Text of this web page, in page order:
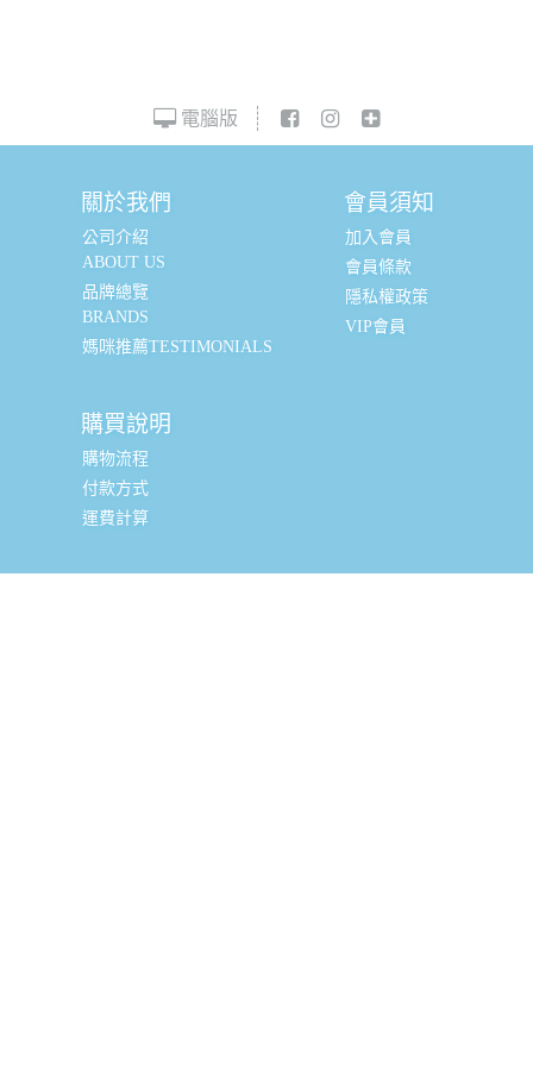
電腦版
關於我們
公司介紹
ABOUT US
品牌總覽
BRANDS
媽咪推薦TESTIMONIALS
會員須知
加入會員
會員條款
隱私權政策
VIP會員
購買說明
購物流程
付款方式
運費計算